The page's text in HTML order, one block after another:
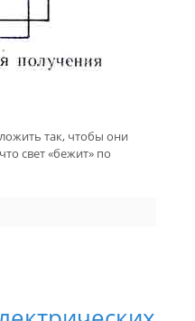
так, чтобы они
свет «бежит» по